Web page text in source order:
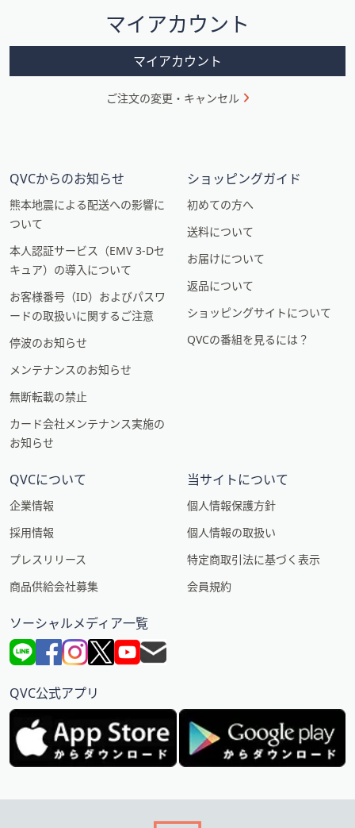
ン
マイアカウント
マイアカウント
ご注文の変更・キャンセル
QVCからのお知らせ
熊本地震による配送への影響に
ついて
本人認証サービス（EMV 3-Dセ
キュア）の導入について
お客様番号（ID）およびパスワ
ードの取扱いに関するご注意
停波のお知らせ
メンテナンスのお知らせ
無断転載の禁止
カード会社メンテナンス実施の
お知らせ
ショッピングガイド
初めての方へ
送料について
お届けについて
返品について
ショッピングサイトについて
QVCの番組を見るには？
QVCについて
企業情報
採用情報
プレスリリース
商品供給会社募集
当サイトについて
個人情報保護方針
個人情報の取扱い
特定商取引法に基づく表示
会員規約
ソーシャルメディア一覧
QVC公式アプリ